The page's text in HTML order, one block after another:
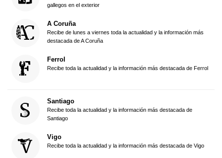
gallegos en el exterior
A Coruña
Recibe de lunes a viernes toda la actualidad y la información más
destacada de A Coruña
Ferrol
Recibe toda la actualidad y la información más destacada de Ferrol
Santiago
Recibe toda la actualidad y la información más destacada de
Santiago
Vigo
Recibe toda la actualidad y la información más destacada de Vigo